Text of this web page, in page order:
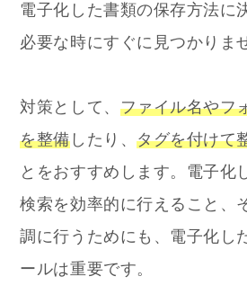
電子化した書類の保存方法に
必要な時にすぐに見つかりま
対策として、 ファイル名やフ
を整備 したり、タグを付けて
とをおすすめします。電子化
検索を効率的に行えること、
調に行うためにも、電子化し
ールは重要です。